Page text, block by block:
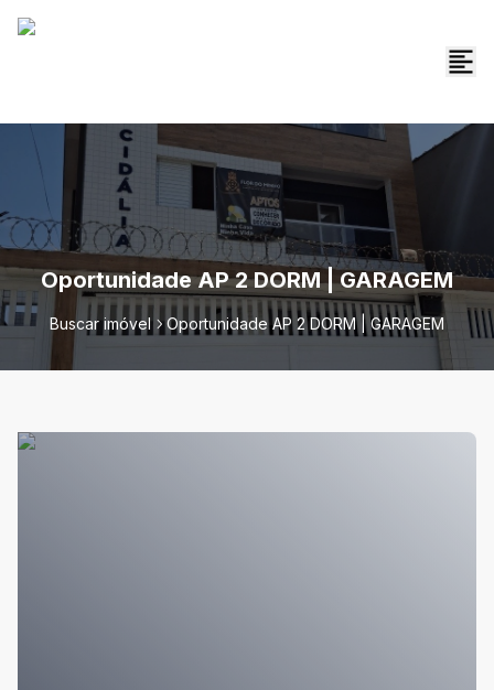
Oportunidade AP 2 DORM | GARAGEM
Buscar imóvel Oportunidade AP 2 DORM | GARAGEM